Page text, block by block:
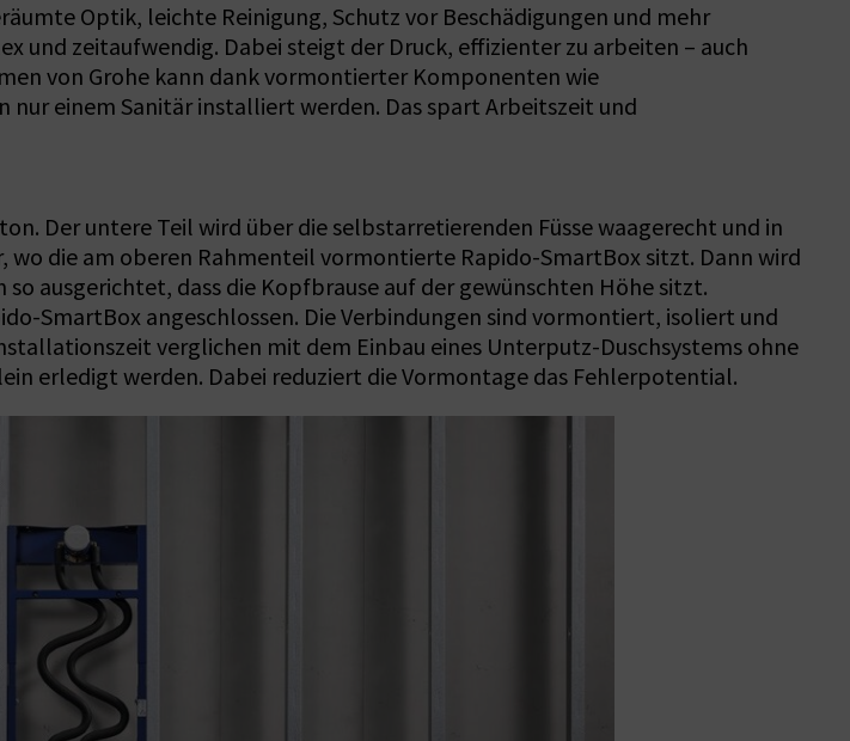
Optik, leichte Reinigung, Schutz vor Beschädigungen und mehr
und zeitaufwendig. Dabei steigt der Druck, effizienter zu arbeiten – auch
von Grohe kann dank vormontierter Komponenten wie
einem Sanitär installiert werden. Das spart Arbeitszeit und
Der untere Teil wird über die selbstarretierenden Füsse waagerecht und in
die am oberen Rahmenteil vormontierte Rapido-SmartBox sitzt. Dann wird
ausgerichtet, dass die Kopfbrause auf der gewünschten Höhe sitzt.
SmartBox angeschlossen. Die Verbindungen sind vormontiert, isoliert und
verglichen mit dem Einbau eines Unterputz-Duschsystems ohne
erledigt werden. Dabei reduziert die Vormontage das Fehlerpotential.